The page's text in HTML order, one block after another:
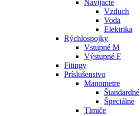
Navíjacie
Vzduch
Voda
Elektrika
Rýchlospojky
Vstupné M
Výstupné F
Fitingy
Príslušenstvo
Manometre
Štandardné
Špeciálne
Tlmiče